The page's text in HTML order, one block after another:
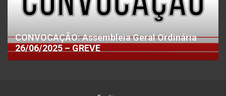
CONVOCAÇÃO: Assembleia Geral Ordinária
26/06/2025 – GREVE